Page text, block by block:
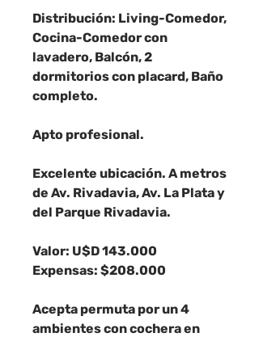
Distribución: Living-Comedor,
Cocina-Comedor con
lavadero, Balcón, 2
dormitorios con placard, Baño
completo.
Apto profesional.
Excelente ubicación. A metros
de Av. Rivadavia, Av. La Plata y
del Parque Rivadavia.
Valor: U$D 143.000
Expensas: $208.000
Acepta permuta por un 4
ambientes con cochera en